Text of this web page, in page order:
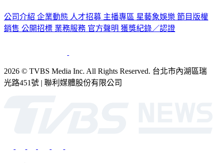
公司介紹 企業動態 人才招募 主播專區 星藝象娛樂 節目版權
銷售 公開招標 業務服務 官方聲明 獲獎紀錄／認證
2026 © TVBS Media Inc. All Rights Reserved. 台北市內湖區瑞
光路451號 | 聯利媒體股份有限公司